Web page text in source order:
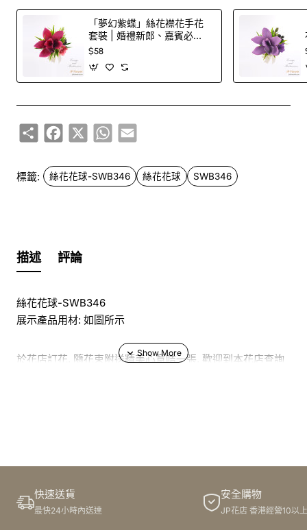
「夢幻紫蝶」絲花襟花手花
套裝 | 婚禮新郎、嘉賓必
備！
$58
ShareFacebook
X WhatsApp
Email
標籤: 絲花花球-SWB346 絲花花球 SWB346
描述 評論
絲花花球-SWB346
展示產品用材: 如圖所示
於花店訂花, 隨花束附送精美心意咭一張, 歡迎到本花店查詢
快速送貨
最快24小時內送達
安全購物
JP花店 香港經營10以